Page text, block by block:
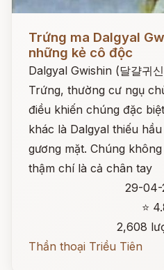
Trứng ma Dalgyal
những kẻ cô độc
Dalgyal Gwishin (달걀귀
Trứng, thường cư ngụ
điều khiến chúng đặc
khác là Dalgyal thiếu
gương mặt. Chúng
thậm chí là cả chân tay
29-04-
⭐
2,608
Thần thoại Triều Tiên